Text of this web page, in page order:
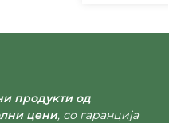
продукти од
цени, со гаранција